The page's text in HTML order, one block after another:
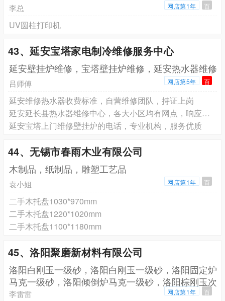
李总 网店第1年 百
UV圆柱打印机
43、延安宝塔家电制冷维修服务中心
延安壁挂炉维修，宝塔壁挂炉维修，延安热水器维修
吕师傅 网店第5年 百
延安维修热水器收费标准，自营维修团队，持证上岗
延安延长县热水器维修中心，各大小区均有网点，响应快速
延安宝塔上门维修壁挂炉的电话，专业机构，服务优质
44、无锡市春雨木业有限公司
木制品，纸制品，雕塑工艺品
袁小姐 网店第1年 百
二手木托盘1030*970mm
二手木托盘1220*1020mm
二手木托盘1100*1180mm
45、洛阳聚磨新材料有限公司
洛阳白刚玉一级砂，洛阳白刚玉一级砂，洛阳固定炉
马克一级砂，洛阳倾倒炉马克一级砂，洛阳棕刚玉次
一级砂，
李雷雷 网店第1年 百